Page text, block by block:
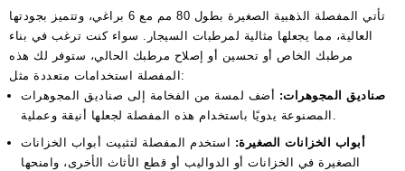
تأتي المفصلة الذهبية الصغيرة بطول 80 مم مع 6 براغي، وتتميز بجودتها
العالية، مما يجعلها مثالية لمرطبات السيجار. سواء كنت ترغب في بناء
مرطبك الخاص أو تحسين أو إصلاح مرطبك الحالي، ستوفر لك هذه
المفصلة استخدامات متعددة مثل:
صناديق المجوهرات: أضف لمسة من الفخامة إلى صناديق المجوهرات
المصنوعة يدويًا باستخدام هذه المفصلة لجعلها أنيقة وعملية.
أبواب الخزانات الصغيرة: استخدم المفصلة لتثبيت أبواب الخزانات
الصغيرة في الخزانات أو الدواليب أو قطع الأثاث الأخرى، وامنحها